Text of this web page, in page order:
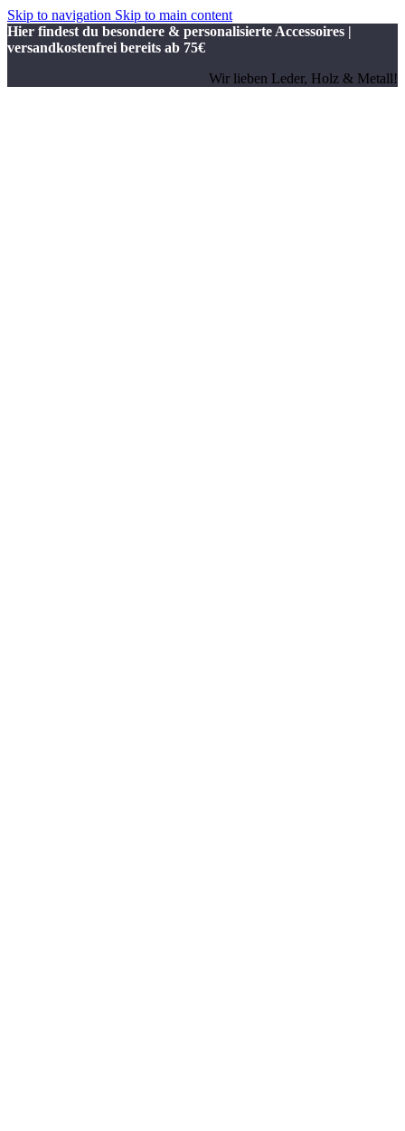
Skip to navigation Skip to main content
Hier findest du besondere & personalisierte Accessoires |
versandkostenfrei bereits ab 75€
Wir lieben Leder, Holz & Metall!